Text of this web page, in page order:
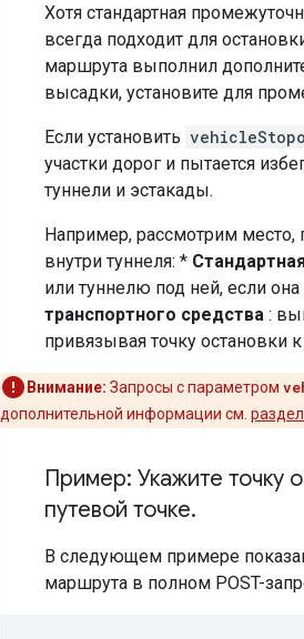
Хотя стандартная
всегда подходит для
маршрута выполнил
высадки, установите для
Если установить
участки дорог и пытается
туннели и эстакады.
Например, рассмотрим место,
внутри туннеля: *
или туннелю под ней, если
транспортного средства :
привязывая точку остановки
Внимание: Запросы с параметром
дополнительной информации см.
Пример: Укажите точку
путевой точке.
В следующем примере
маршрута в полном POST-